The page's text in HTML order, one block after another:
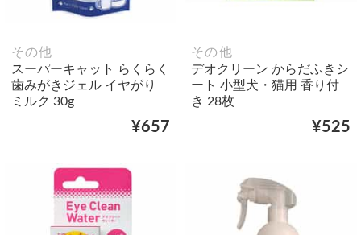
その他
スーパーキャット らくらく
歯みがきジェル イヤがり
ミルク 30g
¥657
その他
デオクリーン からだふきシ
ート 小型犬・猫用 香り付
き 28枚
¥525